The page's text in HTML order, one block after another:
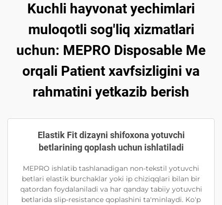
Kuchli hayvonat yechimlari
muloqotli sog'liq xizmatlari
uchun: MEPRO Disposable Me
orqali Patient xavfsizligini va
rahmatini yetkazib berish
Elastik Fit dizayni shifoxona yotuvchi
betlarining qoplash uchun ishlatiladi
MEPRO ishlatib tashlanadigan non-tekstil yotuvchi
betlari elastik burchaklar yoki ip chiziqqlari bilan bir
qatordan foydalaniladi va har qanday tabiiy yotuvchi
betlarida slip-resistance qoplashini ta'minlaydi. Ko'p